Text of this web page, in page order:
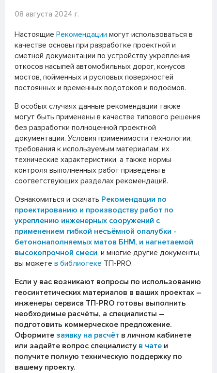
08 августа 2024 г.
Настоящие Рекомендации могут использоваться в
качестве основы при разработке проектной и
сметной документации по устройству укрепления
откосов насыпей автомобильных дорог, конусов
мостов, пойменных и русловых поверхностей
постоянных и временных водотоков и водоёмов.
В особых случаях данные рекомендации также
могут быть применены в качестве типового решения
без разработки полноценной проектной
документации. Условия применимости технологии,
требования к используемым материалам, их
технические характеристики, а также нормы
контроля выполненных работ приведены в
соответствующих разделах рекомендаций.
Ознакомиться и скачать Рекомендации по
проектированию и производству работ по
укреплению инженерных сооружений с
применением гибкой несъёмной опалубки -
бетононаполняемых матов БНМ, и нагнетаемой
высокопрочной смеси, и многие другие документы,
вы можете в библиотеке ТП-PRO.
Если у вас возникают вопросы по использованию
геосинтетических материалов в ваших проектах –
инженеры сервиса ТП-PRO готовы выполнить
необходимые расчёты, а специалисты –
подготовить коммерческое предложение.
Оформите заявку на расчёт в личном кабинете
или задайте вопрос специалисту в чате и
получите полную техническую поддержку по
вашему проекту.